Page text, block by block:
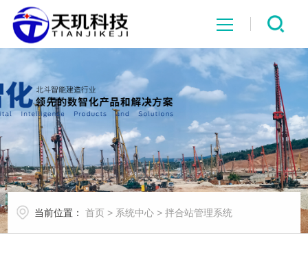
网站首页
系统中心
解决方案
项目案例
产品中心
当前位置： 首页 > 系统中心 >拌合站管理系统